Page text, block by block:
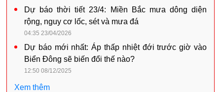
Dự báo thời tiết 23/4: Miền Bắc mưa dông diện
rộng, nguy cơ lốc, sét và mưa đá
04:35 23/04/2026
Dự báo mới nhất: Áp thấp nhiệt đới trước giờ vào
Biển Đông sẽ biến đổi thế nào?
12:50 08/12/2025
Xem thêm